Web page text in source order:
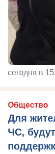
сегодня в
Общество
Для
ЧС,